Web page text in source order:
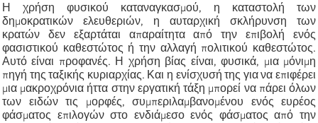
Η χρήση φυσικού καταναγκασμού, η καταστολή των
δημοκρατικών ελευθεριών, η αυταρχική σκλήρυνση των
κρατών δεν εξαρτάται απαραίτητα από την επιβολή ενός
φασιστικού καθεστώτος ή την αλλαγή πολιτικού καθεστώτος.
Αυτό είναι προφανές. Η χρήση βίας είναι, φυσικά, μια μόνιμη
πηγή της ταξικής κυριαρχίας. Και η ενίσχυσή της για να επιφέρει
μια μακροχρόνια ήττα στην εργατική τάξη μπορεί να πάρει όλων
των ειδών τις μορφές, συμπεριλαμβανομένου ενός ευρέος
φάσματος επιλογών στο ενδιάμεσο ενός φάσματος από την